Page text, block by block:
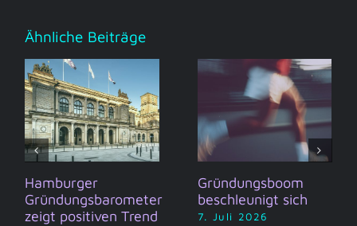
Ähnliche Beiträge
Hamburger
Gründungsbarometer
zeigt positiven Trend
Gründungsboom
beschleunigt sich
7. Juli 2026